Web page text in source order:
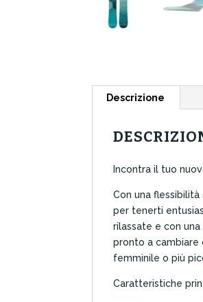
Descrizione
Incontra il tuo
Con una
per tenerti
rilassate e con
pronto a cambiare
femminile o più
Caratteristiche